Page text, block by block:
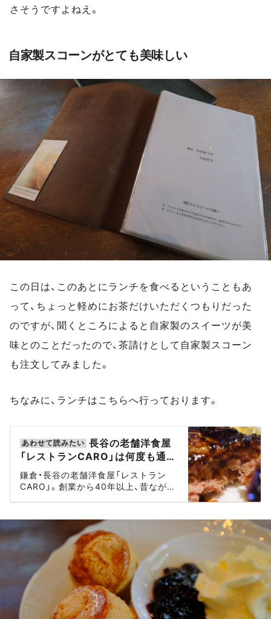
さそうですよねえ。
自家製スコーンがとても美味しい
この日は、このあとにランチを食べるということもあ
って、ちょっと軽めにお茶だけいただくつもりだった
のですが、聞くところによると自家製のスイーツが美
味とのことだったので、茶請けとして自家製スコーン
も注文してみました。
ちなみに、ランチはこちらへ行っております。
長谷の老舗洋食屋
「レストランCARO」は何度も通い
たくなる味がある
鎌倉・長谷の老舗洋食屋「レストラン
CARO」。創業から40年以上、昔ながら
あります。